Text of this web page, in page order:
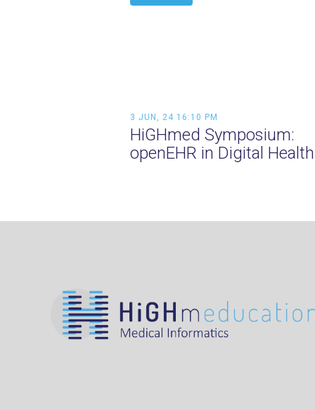
3 JUN, 24 16:10 PM
HiGHmed Symposium:
openEHR in Digital Health